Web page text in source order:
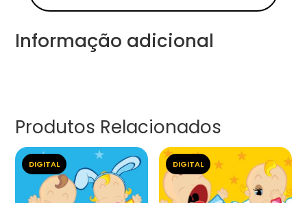
Informação adicional
Produtos Relacionados
DIGITAL DIGITAL